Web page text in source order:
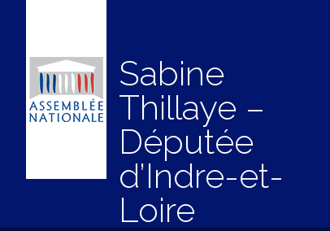
Sabine
Thillaye –
Députée
d’Indre-et-
Loire